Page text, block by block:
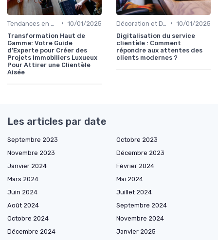
• 10/01/2025
Transformation Haut de
Gamme: Votre Guide
d’Experte pour Créer des
Projets Immobiliers Luxueux
Pour Attirer une Clientèle
Aisée
• 10/01/2025
Digitalisation du service
clientèle : Comment
répondre aux attentes des
clients modernes ?
Les articles par date
Septembre 2023
Octobre 2023
Novembre 2023
Décembre 2023
Janvier 2024
Février 2024
Mars 2024
Mai 2024
Juin 2024
Juillet 2024
Août 2024
Septembre 2024
Octobre 2024
Novembre 2024
Décembre 2024
Janvier 2025